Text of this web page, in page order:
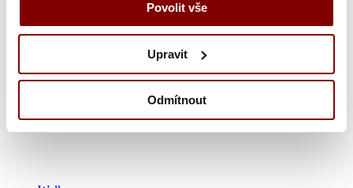
Povolit vše
Upravit
Odmítnout
Tričká / polokošeľa
Zdravotnícke plášťa
Čiapky